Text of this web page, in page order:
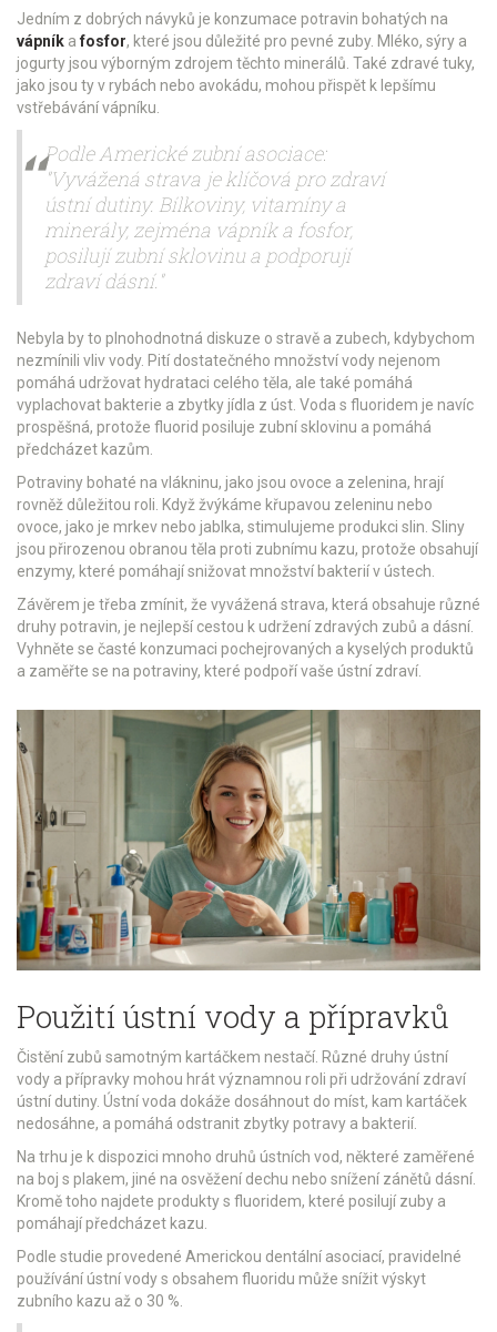
Jedním z dobrých návyků je konzumace potravin bohatých na
vápník a fosfor, které jsou důležité pro pevné zuby. Mléko, sýry a
jogurty jsou výborným zdrojem těchto minerálů. Také zdravé tuky,
jako jsou ty v rybách nebo avokádu, mohou přispět k lepšímu
vstřebávání vápníku.
Podle Americké zubní asociace:
"Vyvážená strava je klíčová pro zdraví
ústní dutiny. Bílkoviny, vitamíny a
minerály, zejména vápník a fosfor,
posilují zubní sklovinu a podporují
zdraví dásní."
Nebyla by to plnohodnotná diskuze o stravě a zubech, kdybychom
nezmínili vliv vody. Pití dostatečného množství vody nejenom
pomáhá udržovat hydrataci celého těla, ale také pomáhá
vyplachovat bakterie a zbytky jídla z úst. Voda s fluoridem je navíc
prospěšná, protože fluorid posiluje zubní sklovinu a pomáhá
předcházet kazům.
Potraviny bohaté na vlákninu, jako jsou ovoce a zelenina, hrají
rovněž důležitou roli. Když žvýkáme křupavou zeleninu nebo
ovoce, jako je mrkev nebo jablka, stimulujeme produkci slin. Sliny
jsou přirozenou obranou těla proti zubnímu kazu, protože obsahují
enzymy, které pomáhají snižovat množství bakterií v ústech.
Závěrem je třeba zmínit, že vyvážená strava, která obsahuje různé
druhy potravin, je nejlepší cestou k udržení zdravých zubů a dásní.
Vyhněte se časté konzumaci pochejrovaných a kyselých produktů
a zaměřte se na potraviny, které podpoří vaše ústní zdraví.
Použití ústní vody a přípravků
Čistění zubů samotným kartáčkem nestačí. Různé druhy ústní
vody a přípravky mohou hrát významnou roli při udržování zdraví
ústní dutiny. Ústní voda dokáže dosáhnout do míst, kam kartáček
nedosáhne, a pomáhá odstranit zbytky potravy a bakterií.
Na trhu je k dispozici mnoho druhů ústních vod, některé zaměřené
na boj s plakem, jiné na osvěžení dechu nebo snížení zánětů dásní.
Kromě toho najdete produkty s fluoridem, které posilují zuby a
pomáhají předcházet kazu.
Podle studie provedené Americkou dentální asociací, pravidelné
používání ústní vody s obsahem fluoridu může snížit výskyt
zubního kazu až o 30 %.